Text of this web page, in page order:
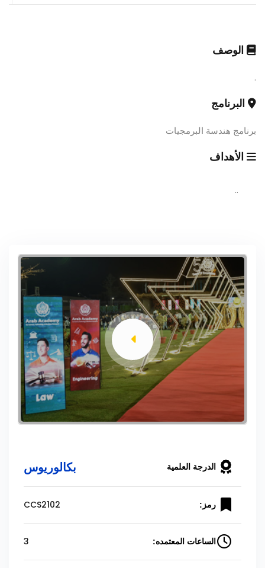
الوصف
.
البرنامج
برنامج هندسة البرمجيات
الأهداف
..
الدرجة العلمية بكالوريوس
رمز: CCS2102
الساعات المعتمده: 3